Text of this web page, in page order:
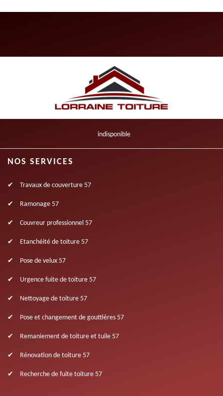
indisponible
NOS SERVICES
Travaux de couverture 57
Ramonage 57
Couvreur professionnel 57
Etanchéité de toiture 57
Pose de velux 57
Urgence fuite de toiture 57
Nettoyage de toiture 57
Pose et changement de gouttières 57
Remaniement de toiture et tuile 57
Rénovation de toiture 57
Recherche de fuite toiture 57